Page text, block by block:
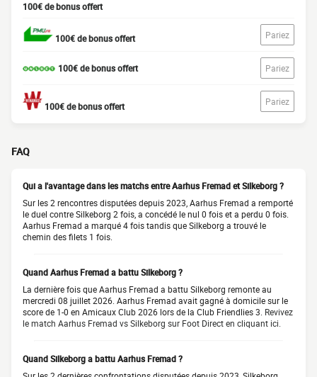
100€ de bonus offert
100€ de bonus offert Pariez
100€ de bonus offert Pariez
100€ de bonus offert Pariez
FAQ
Qui a l'avantage dans les matchs entre Aarhus Fremad et Silkeborg ?
Sur les 2 rencontres disputées depuis 2023, Aarhus Fremad a remporté
le duel contre Silkeborg 2 fois, a concédé le nul 0 fois et a perdu 0 fois.
Aarhus Fremad a marqué 4 fois tandis que Silkeborg a trouvé le
chemin des filets 1 fois.
Quand Aarhus Fremad a battu Silkeborg ?
La dernière fois que Aarhus Fremad a battu Silkeborg remonte au
mercredi 08 juillet 2026. Aarhus Fremad avait gagné à domicile sur le
score de 1-0 en Amicaux Club 2026 lors de la Club Friendlies 3. Revivez
le match Aarhus Fremad vs Silkeborg sur Foot Direct en cliquant ici.
Quand Silkeborg a battu Aarhus Fremad ?